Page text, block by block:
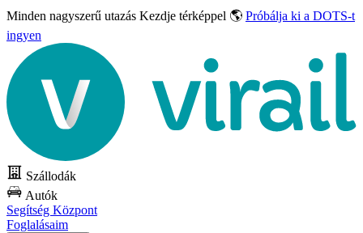
Minden nagyszerű utazás Kezdje térképpel 🌎 Próbálja ki a DOTS-t
ingyen
Szállodák
Autók
Segítség Központ
Foglalásaim